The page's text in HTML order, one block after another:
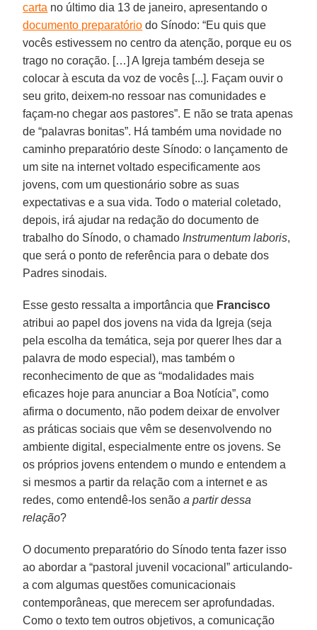
carta no último dia 13 de janeiro, apresentando o
documento preparatório do Sínodo: “Eu quis que
vocês estivessem no centro da atenção, porque eu os
trago no coração. […] A Igreja também deseja se
colocar à escuta da voz de vocês [...]. Façam ouvir o
seu grito, deixem-no ressoar nas comunidades e
façam-no chegar aos pastores”. E não se trata apenas
de “palavras bonitas”. Há também uma novidade no
caminho preparatório deste Sínodo: o lançamento de
um site na internet voltado especificamente aos
jovens, com um questionário sobre as suas
expectativas e a sua vida. Todo o material coletado,
depois, irá ajudar na redação do documento de
trabalho do Sínodo, o chamado Instrumentum laboris,
que será o ponto de referência para o debate dos
Padres sinodais.
Esse gesto ressalta a importância que Francisco
atribui ao papel dos jovens na vida da Igreja (seja
pela escolha da temática, seja por querer lhes dar a
palavra de modo especial), mas também o
reconhecimento de que as “modalidades mais
eficazes hoje para anunciar a Boa Notícia”, como
afirma o documento, não podem deixar de envolver
as práticas sociais que vêm se desenvolvendo no
ambiente digital, especialmente entre os jovens. Se
os próprios jovens entendem o mundo e entendem a
si mesmos a partir da relação com a internet e as
redes, como entendê-los senãoa partir dessa
relação?
O documento preparatório do Sínodo tenta fazer isso
ao abordar a “pastoral juvenil vocacional” articulando-
a com algumas questões comunicacionais
contemporâneas, que merecem ser aprofundadas.
Como o texto tem outros objetivos, a comunicação